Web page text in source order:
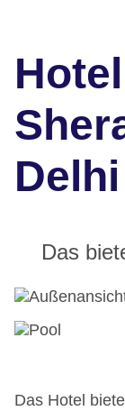
Delhi
Das
Das Hotel